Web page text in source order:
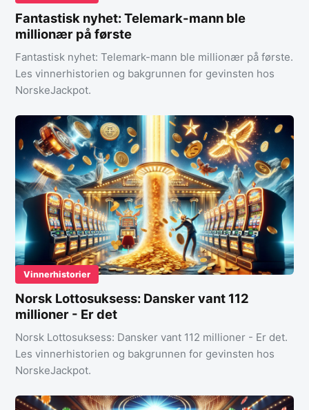
Fantastisk nyhet: Telemark-mann ble
millionær på første
Fantastisk nyhet: Telemark-mann ble millionær på første.
Les vinnerhistorien og bakgrunnen for gevinsten hos
NorskeJackpot.
Vinnerhistorier
Norsk Lottosuksess: Dansker vant 112
millioner - Er det
Norsk Lottosuksess: Dansker vant 112 millioner - Er det.
Les vinnerhistorien og bakgrunnen for gevinsten hos
NorskeJackpot.